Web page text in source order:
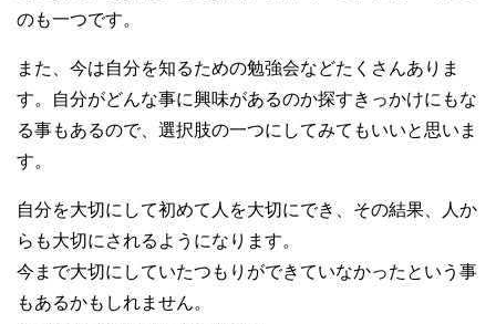
のも一つです。
また、今は自分を知るための勉強会などたくさんありま
す。自分がどんな事に興味があるのか探すきっかけにもな
る事もあるので、選択肢の一つにしてみてもいいと思いま
す。
自分を大切にして初めて人を大切にでき、その結果、人か
らも大切にされるようになります。
今まで大切にしていたつもりができていなかったという事
もあるかもしれません。